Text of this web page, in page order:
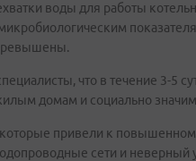
воды для работы
что в течение 3-5
домам и социально
привели к
сети и неверный